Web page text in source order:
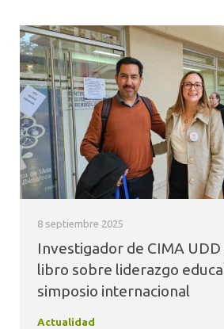
8 septiembre 2025
Investigador de CIMA
libro sobre liderazgo
simposio internacional
Actualidad